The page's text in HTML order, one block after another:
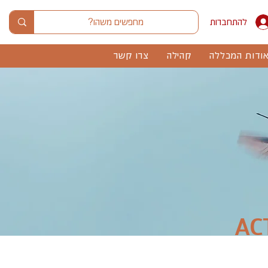
להתחברות
המכללה קהילה צרו קשר